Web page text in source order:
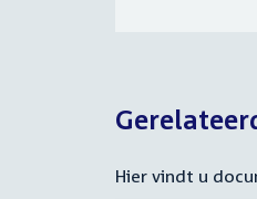
Hier vindt u